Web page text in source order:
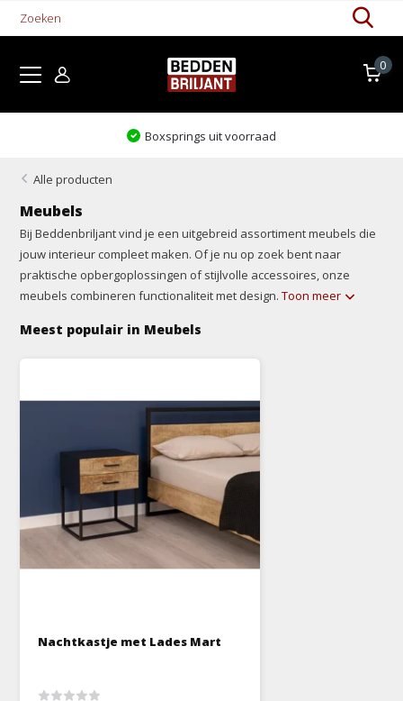
0
Boxsprings uit voorraad
Alle producten
Meubels
Bij Beddenbriljant vind je een uitgebreid assortiment meubels die
jouw interieur compleet maken. Of je nu op zoek bent naar
praktische opbergoplossingen of stijlvolle accessoires, onze
meubels combineren functionaliteit met design.Toon meer
Meest populair in Meubels
Nachtkastje met Lades Mart